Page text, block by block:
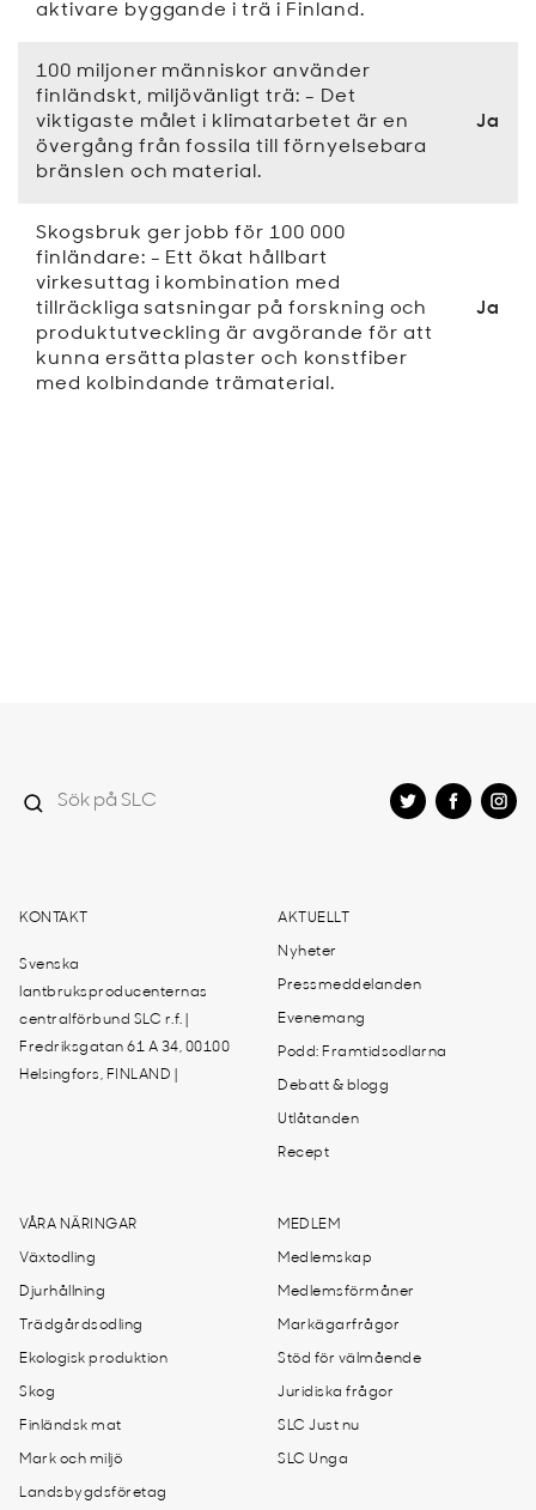
aktivare byggande i trä i Finland.
100 miljoner människor använder
finländskt, miljövänligt trä: - Det
viktigaste målet i klimatarbetet är en
övergång från fossila till förnyelsebara
bränslen och material.
Ja
Skogsbruk ger jobb för 100 000
finländare: - Ett ökat hållbart
virkesuttag i kombination med
tillräckliga satsningar på forskning och
produktutveckling är avgörande för att
kunna ersätta plaster och konstfiber
med kolbindande trämaterial.
Ja
KONTAKT
Svenska
lantbruksproducenternas
centralförbund SLC r.f. |
Fredriksgatan 61 A 34, 00100
Helsingfors, FINLAND |
AKTUELLT
Nyheter
Pressmeddelanden
Evenemang
Podd: Framtidsodlarna
Debatt & blogg
Utlåtanden
Recept
VÅRA NÄRINGAR
Växtodling
Djurhållning
Trädgårdsodling
Ekologisk produktion
Skog
Finländsk mat
Mark och miljö
Landsbygdsföretag
MEDLEM
Medlemskap
Medlemsförmåner
Markägarfrågor
Stöd för välmående
Juridiska frågor
SLC Just nu
SLC Unga